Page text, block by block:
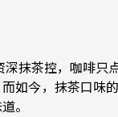
抹茶控，咖啡只
如今，抹茶口味
。